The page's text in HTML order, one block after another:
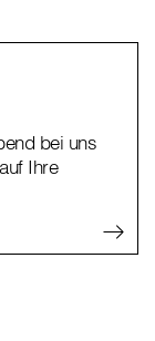
bei uns
Ihre